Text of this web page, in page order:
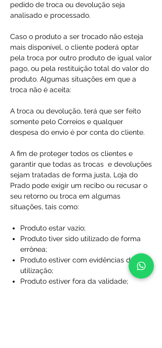
pedido de troca ou devolução seja
analisado e processado.
Caso o produto a ser trocado não esteja
mais disponível, o cliente poderá optar
pela troca por outro produto de igual valor
pago, ou pela restituição total do valor do
produto. Algumas situações em que a
troca não é aceita:
A troca ou devolução, terá que ser feito
somente pelo Correios e qualquer
despesa do envio é por conta do cliente.
A fim de proteger todos os clientes e
garantir que todas as trocas e devoluções
sejam tratadas de forma justa, Loja do
Prado pode exigir um recibo ou recusar o
seu retorno ou troca em algumas
situações, tais como:
Produto estar vazio;
Produto tiver sido utilizado de forma
errônea;
Produto estiver com evidências de
utilização;
Produto estiver fora da validade;